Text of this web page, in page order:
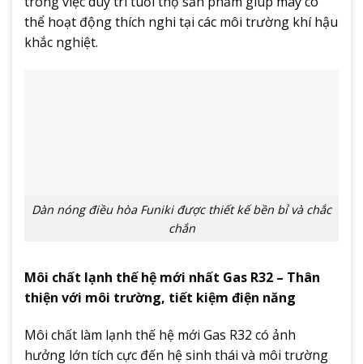
thể hoạt động thích nghi tại các môi trường khí hậu
khắc nghiệt.
Dàn nóng điều hòa Funiki được thiết kế bền bỉ và chắc
chắn
Môi chất lạnh thế hệ mới nhất Gas R32 – Thân
thiện với môi trường, tiết kiệm điện năng
Môi chất làm lạnh thế hệ mới Gas R32 có ảnh
hưởng lớn tích cực đến hệ sinh thái và môi trường